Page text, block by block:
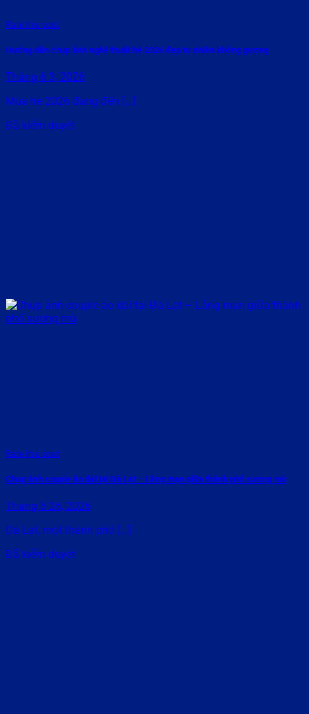
Rate this post
Hướng dẫn chụp ảnh nghệ thuật hè 2026 đẹp tự nhiên không gượng
Tháng 6 3, 2026
Mùa hè 2026 đang đến [...]
Đã kiểm duyệt
Rate this post
Chụp ảnh couple áo dài tại Đà Lạt – Lãng mạn giữa thành phố sương mù
Tháng 5 26, 2026
Đà Lạt, một thành phố [...]
Đã kiểm duyệt